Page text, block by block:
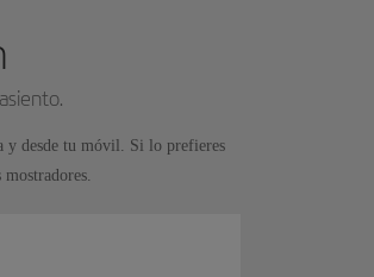
y desde tu móvil. Si lo prefieres